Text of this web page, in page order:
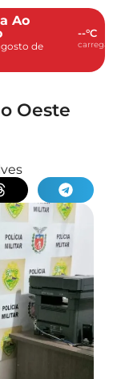
Ao
de
--°C
Oeste